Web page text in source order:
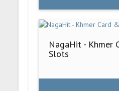
NagaHit - Khmer
Slots